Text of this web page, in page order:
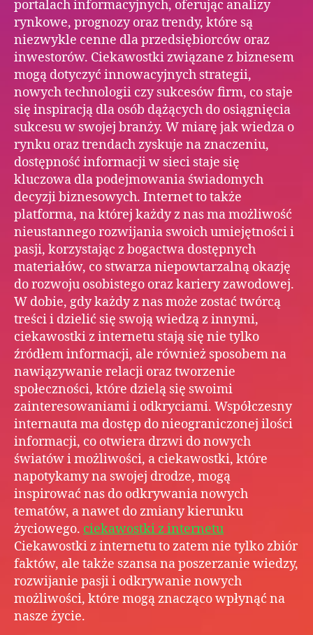
portalach informacyjnych, oferując analizy
rynkowe, prognozy oraz trendy, które są
niezwykle cenne dla przedsiębiorców oraz
inwestorów. Ciekawostki związane z biznesem
mogą dotyczyć innowacyjnych strategii,
nowych technologii czy sukcesów firm, co staje
się inspiracją dla osób dążących do osiągnięcia
sukcesu w swojej branży. W miarę jak wiedza o
rynku oraz trendach zyskuje na znaczeniu,
dostępność informacji w sieci staje się
kluczowa dla podejmowania świadomych
decyzji biznesowych. Internet to także
platforma, na której każdy z nas ma możliwość
nieustannego rozwijania swoich umiejętności i
pasji, korzystając z bogactwa dostępnych
materiałów, co stwarza niepowtarzalną okazję
do rozwoju osobistego oraz kariery zawodowej.
W dobie, gdy każdy z nas może zostać twórcą
treści i dzielić się swoją wiedzą z innymi,
ciekawostki z internetu stają się nie tylko
źródłem informacji, ale również sposobem na
nawiązywanie relacji oraz tworzenie
społeczności, które dzielą się swoimi
zainteresowaniami i odkryciami. Współczesny
internauta ma dostęp do nieograniczonej ilości
informacji, co otwiera drzwi do nowych
światów i możliwości, a ciekawostki, które
napotykamy na swojej drodze, mogą
inspirować nas do odkrywania nowych
tematów, a nawet do zmiany kierunku
życiowego. ciekawostki z internetu
Ciekawostki z internetu to zatem nie tylko zbiór
faktów, ale także szansa na poszerzanie wiedzy,
rozwijanie pasji i odkrywanie nowych
możliwości, które mogą znacząco wpłynąć na
nasze życie.